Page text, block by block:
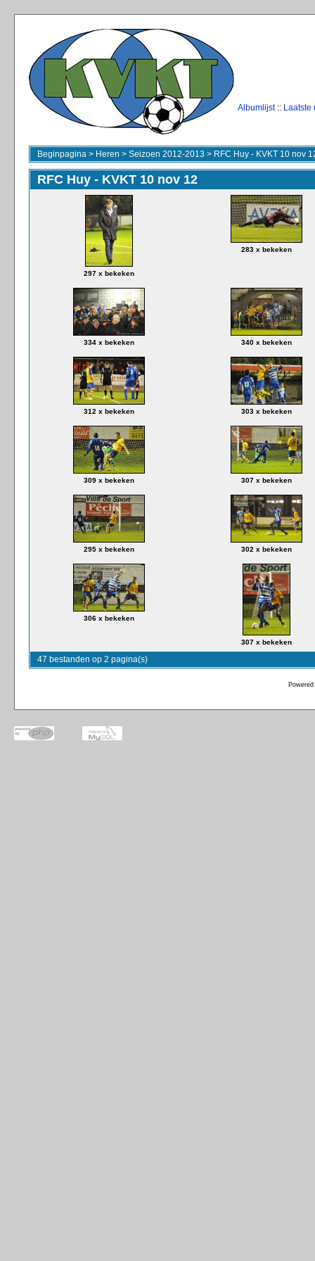
Albumlijst:: Laatste
Beginpagina > Heren > Seizoen 2012-2013 > RFC Huy - KVKT 10 nov
RFC Huy - KVKT 10 nov 12
297 x bekeken
283 x bekeken
334 x bekeken 340 x bekeken
312 x bekeken 303 x bekeken
309 x bekeken 307 x bekeken
295 x bekeken 302 x bekeken
306 x bekeken
307 x bekeken
47 bestanden op 2 pagina(s)